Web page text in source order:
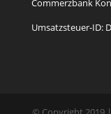
Commerzbank
Umsatzsteuer-ID: